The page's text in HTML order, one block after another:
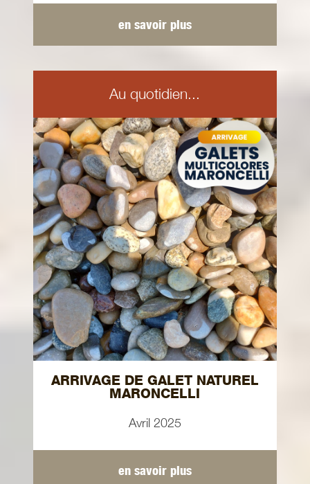
en savoir plus
Au quotidien...
ARRIVAGE DE GALET NATUREL
MARONCELLI
Avril 2025
en savoir plus